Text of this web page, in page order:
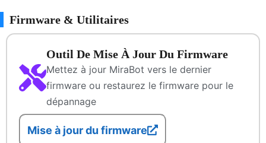
Firmware & Utilitaires
Outil De Mise À Jour Du Firmware
Mettez à jour MiraBot vers le dernier
firmware ou restaurez le firmware pour le
dépannage
Mise à jour du firmware